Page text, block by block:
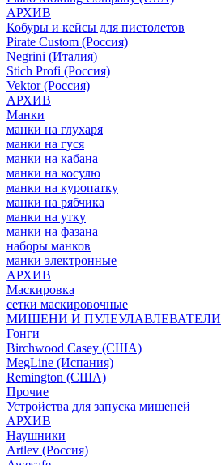
АРХИВ
Кобуры и кейсы для пистолетов
Pirate Custom (Россия)
Negrini (Италия)
Stich Profi (Россия)
Vektor (Россия)
АРХИВ
Манки
манки на глухаря
манки на гуся
манки на кабана
манки на косулю
манки на куропатку
манки на рябчика
манки на утку
манки на фазана
наборы манков
манки электронные
АРХИВ
Маскировка
сетки маскировочные
МИШЕНИ И ПУЛЕУЛАВЛЕВАТЕЛИ
Гонги
Birchwood Casey (США)
MegLine (Испания)
Remington (США)
Прочие
Устройства для запуска мишеней
АРХИВ
Наушники
Artlev (Россия)